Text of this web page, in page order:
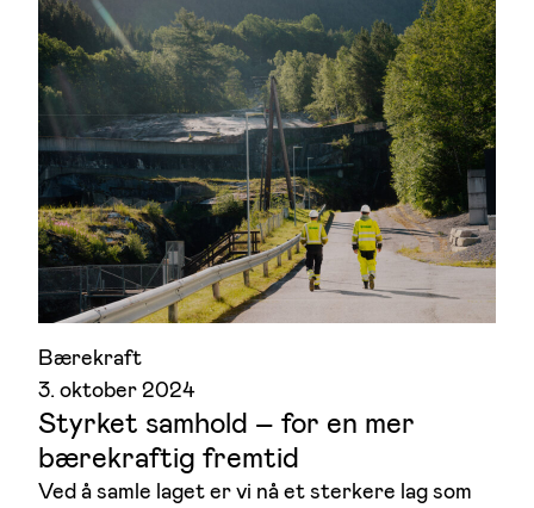
Bærekraft
3. oktober 2024
Styrket samhold – for en mer
bærekraftig fremtid
Ved å samle laget er vi nå et sterkere lag som